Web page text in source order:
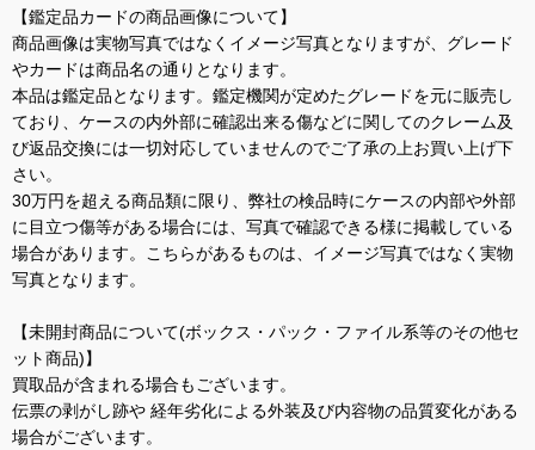
【鑑定品カードの商品画像について】
商品画像は実物写真ではなくイメージ写真となりますが、グレード
やカードは商品名の通りとなります。
本品は鑑定品となります。鑑定機関が定めたグレードを元に販売し
ており、ケースの内外部に確認出来る傷などに関してのクレーム及
び返品交換には一切対応していませんのでご了承の上お買い上げ下
さい。
30万円を超える商品類に限り、弊社の検品時にケースの内部や外部
に目立つ傷等がある場合には、写真で確認できる様に掲載している
場合があります。こちらがあるものは、イメージ写真ではなく実物
写真となります。
【未開封商品について(ボックス・パック・ファイル系等のその他セ
ット商品)】
買取品が含まれる場合もございます。
伝票の剥がし跡や 経年劣化による外装及び内容物の品質変化がある
場合がございます。